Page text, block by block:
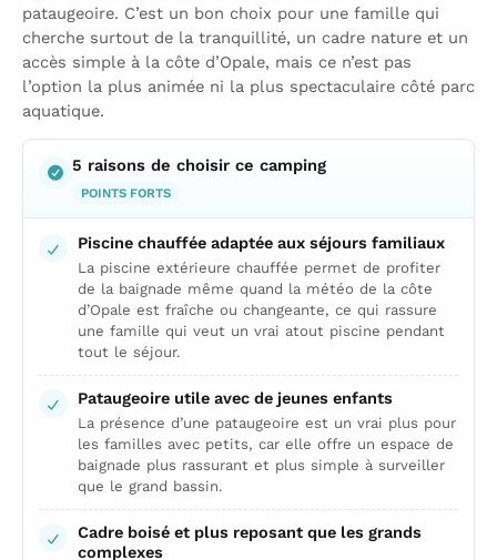
pataugeoire. C’est un bon choix pour une famille qui
cherche surtout de la tranquillité, un cadre nature et un
accès simple à la côte d’Opale, mais ce n’est pas
l’option la plus animée ni la plus spectaculaire côté parc
aquatique.
5 raisons de choisir ce camping
POINTS FORTS
Piscine chauffée adaptée aux séjours familiaux
La piscine extérieure chauffée permet de profiter
de la baignade même quand la météo de la côte
d’Opale est fraîche ou changeante, ce qui rassure
une famille qui veut un vrai atout piscine pendant
tout le séjour.
Pataugeoire utile avec de jeunes enfants
La présence d’une pataugeoire est un vrai plus pour
les familles avec petits, car elle offre un espace de
baignade plus rassurant et plus simple à surveiller
que le grand bassin.
Cadre boisé et plus reposant que les grands
complexes